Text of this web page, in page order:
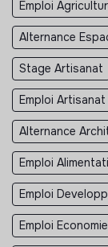
Emploi
Alternance
Stage Artisanat
Emploi Artisanat
Alternance
Emploi
Emploi
Emploi